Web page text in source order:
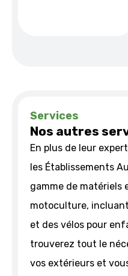
Services
Nos autres
En plus de leur
les Établissements
gamme de matériels
motoculture,
et des vélos pour
trouverez tout le
vos extérieurs et